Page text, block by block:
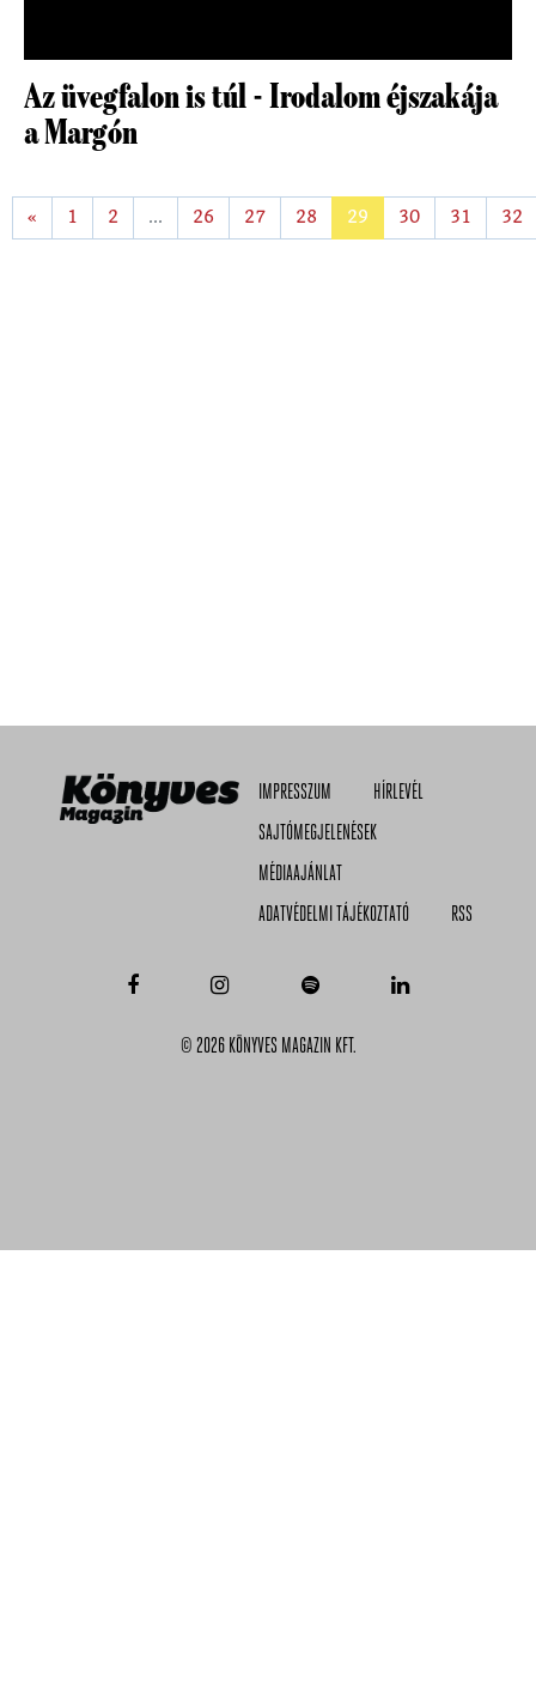
Az üvegfalon is túl - Irodalom éjszakája
a Margón
« 1 2 ... 26 27 28 29 30 31 32
IMPRESSZUM
HÍRLEVÉL
SAJTÓMEGJELENÉSEK
MÉDIAAJÁNLAT
ADATVÉDELMI TÁJÉKOZTATÓ
RSS
© 2026 KÖNYVES MAGAZIN KFT.